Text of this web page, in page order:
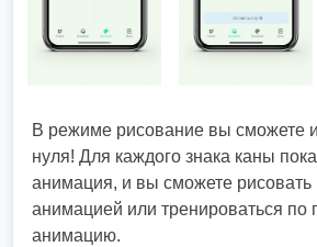
В режиме рисование вы сможете
нуля! Для каждого знака каны
анимация, и вы сможете рисовать
анимацией или тренироваться по
анимацию.